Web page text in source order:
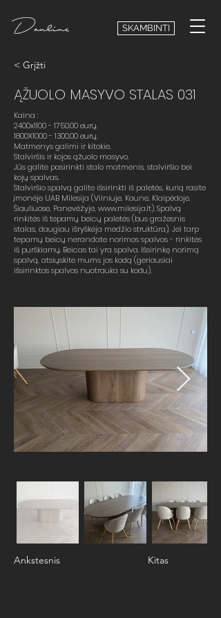
SKAMBINTI
< Grįžti
ĄŽUOLO MASYVO STALAS 031
Kaina :
2400x1100 - 1750.00 eurų.
1800X1000 - 1300.00 eurų.
Matmenys galimi ir kitokie.
Stalviršis ir kojos ąžuolo masyvo.
Jūs galite pasirinkti stalo matmenis, stalviršio bei
kojų spalvas.
Stalviršio spalvą galite išsirinkti iš paletės, kurią rasite
įmonėje UAB Milesija (Vilniuje, Kaune, Klaipėdoje,
Šiauliuose, Panevėžyje, www.milesija.lt). Spalvą
rinkitės iš tepamų beicų paletės (bus gražesnis
stalas, daugiau išryškėja medžio struktūra), Jei tarp
tepamų beicų nerandate norimos spalvos - rinkitės
iš purškiamų. Beicas tai yra spalva. Išsirinkę norimą
spalvą, atsiųskite mums jos kodą (geriausiai
išsirinktos spalvos nuotrauka su kodu).
Ankstesnis Kitas